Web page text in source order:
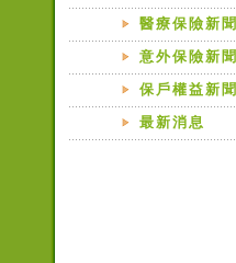
醫療保險新聞
意外保險新聞
保戶權益新聞
最新消息